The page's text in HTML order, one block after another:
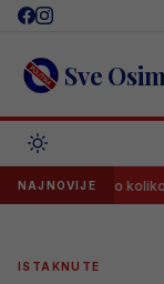
Skip
content Sve
NAJNOVIJE
evo koliko moraju
ISTAKNUTE